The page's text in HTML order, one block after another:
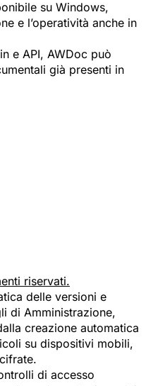
su Windows,
e l’operatività anche in
e API, AWDoc può
già presenti in
riservati.
delle versioni e
di Amministrazione,
creazione automatica
su dispositivi mobili,
di accesso